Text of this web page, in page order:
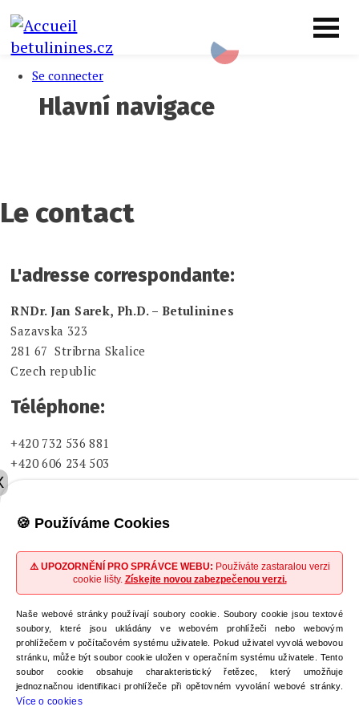
Menu uživatelského účtu
Se connecter
betulinines.cz
Hlavní navigace
Le contact
L'adresse correspondante:
RNDr. Jan Sarek, Ph.D. – Betulinines
Sazavska 323
281 67 Stribrna Skalice
Czech republic
Téléphone:
+420 732 536 881
+420 606 234 503
E-mail:
info@betulinines.com
sales@betulinines.com
invoice@betulinines.com
🍪 Používáme Cookies
⚠️ UPOZORNĚNÍ PRO SPRÁVCE WEBU: Používáte zastaralou verzi
cookie lišty. Získejte novou zabezpečenou verzi.
Naše webové stránky používají soubory cookie. Soubory cookie jsou textové
soubory, které jsou ukládány ve webovém prohlížeči nebo webovým
prohlížečem v počítačovém systému uživatele. Pokud uživatel vyvolá webovou
stránku, může být soubor cookie uložen v operačním systému uživatele. Tento
soubor cookie obsahuje charakteristický řetězec, který umožňuje
jednoznačnou identifikaci prohlížeče při opětovném vyvolání webové stránky.
Více o cookies